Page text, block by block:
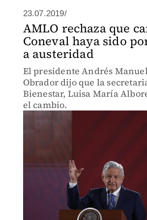
23.07.2019/
AMLO rechaza que
Coneval haya sido
a austeridad
El presidente Andrés
Obrador dijo que la
Bienestar, Luisa María
el cambio.